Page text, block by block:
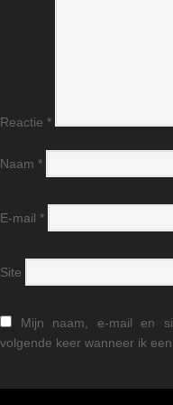
Reactie *
Naam *
E-mail *
Site
Mijn naam, e-mail en
volgende keer wanneer ik